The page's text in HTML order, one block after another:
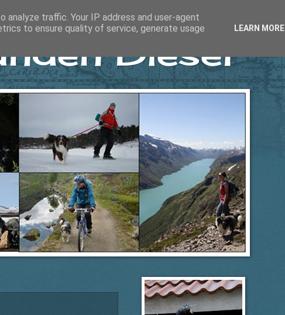
Diesel
traffic. Your IP address and user-agent
to ensure quality of service, generate usage
LEARN MORE